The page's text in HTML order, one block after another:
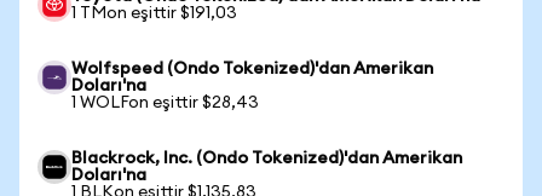
1 TMon eşittir $191,03
Wolfspeed (Ondo Tokenized)'dan Amerikan
Doları'na
1 WOLFon eşittir $28,43
Blackrock, Inc. (Ondo Tokenized)'dan Amerikan
Doları'na
1 BLKon eşittir $1.135,83